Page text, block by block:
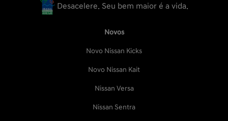
Desacelere. Seu bem maior é a vida.
Novos
Novo Nissan Kicks
Novo Nissan Kait
Nissan Versa
Nissan Sentra